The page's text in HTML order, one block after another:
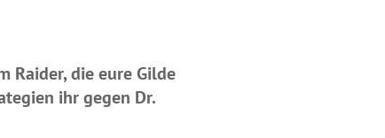
Raider, die eure Gilde
ihr gegen Dr.